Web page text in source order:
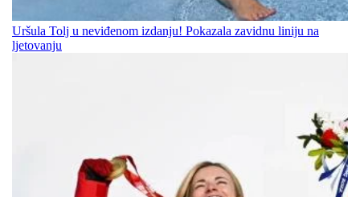
Uršula Tolj u neviđenom izdanju! Pokazala zavidnu liniju na
ljetovanju